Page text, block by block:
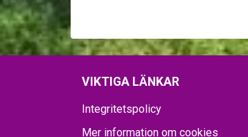
VIKTIGA LÄNKAR
Integritetspolicy
Mer information om cookies